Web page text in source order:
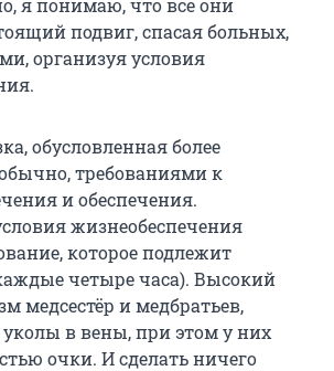
подвиг, спасая больных,
организуя условия
обусловленная более
требованиями к
и обеспечения.
жизнеобеспечения
которое подлежит
четыре часа). Высокий
медсестёр и медбратьев,
уколы в вены, при этом у них
очки. И сделать ничего